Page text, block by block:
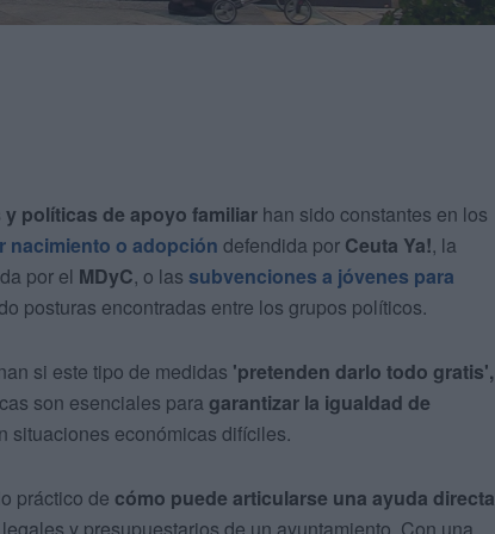
políticas de apoyo familiar han sido constantes en los
nacimiento o adopción defendida por Ceuta Ya!, la
por el MDyC, o las subvenciones a jóvenes para
posturas encontradas entre los grupos políticos.
si este tipo de medidas 'pretenden darlo todo gratis',
son esenciales para garantizar la igualdad de
situaciones económicas difíciles.
práctico de cómo puede articularse una ayuda directa